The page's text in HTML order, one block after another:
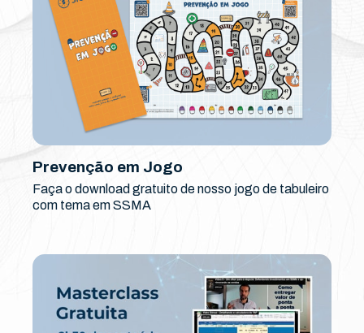
Prevenção em Jogo
Faça o download gratuito de nosso jogo de tabuleiro
com tema em SSMA